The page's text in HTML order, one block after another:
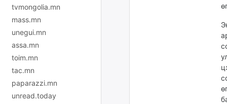
tvmongolia.mn
mass.mn
unegui.mn
assa.mn
toim.mn
tac.mn
paparazzi.mn
unread.today